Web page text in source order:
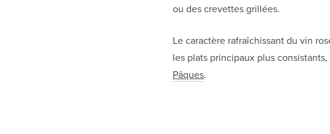
ou des crevettes grillées.
Le caractère rafraîchissant du vin
les plats principaux plus
Pâques.